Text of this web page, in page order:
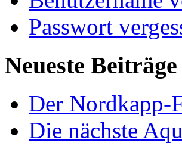
Passwort
Neueste Beiträge
Der Nordkapp-
Die nächste